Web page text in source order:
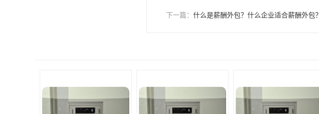
下一篇： 什么是薪酬外包？什么企业适合薪酬外包？